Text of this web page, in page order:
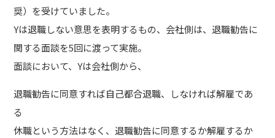
奨）を受けていました。
Yは退職しない意思を表明するもの、会社側は、退職勧告に
関する面談を5回に渡って実施。
面談において、Yは会社側から、
退職勧告に同意すれば自己都合退職、しなければ解雇であ
る
休職という方法はなく、退職勧告に同意するか解雇するか